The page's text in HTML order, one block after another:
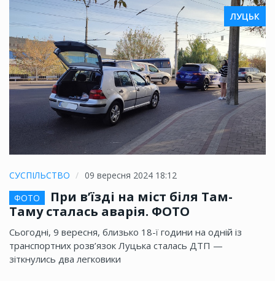
ЛУЦЬК
СУСПІЛЬСТВО
09 вересня 2024 18:12
ФОТО
При в’їзді на міст біля Там-
Таму сталась аварія. ФОТО
Сьогодні, 9 вересня, близько 18-ї години на одній із
транспортних розв’язок Луцька сталась ДТП —
зіткнулись два легковики